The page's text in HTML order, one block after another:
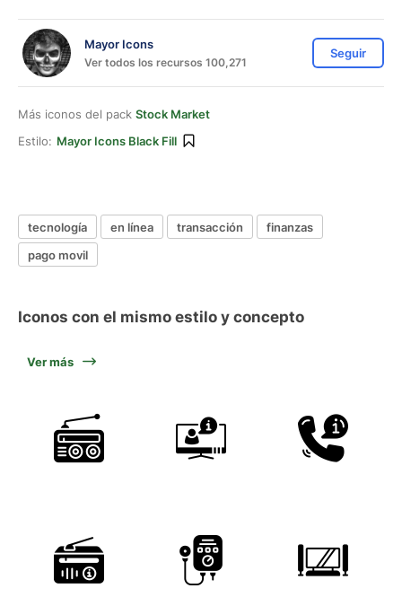
Mayor Icons
Ver todos los recursos 100,271
Seguir
Más iconos del pack Stock Market
Estilo: Mayor Icons Black Fill
tecnología en línea transacción
finanzas
pago movil
Iconos con el mismo estilo y concepto
Ver más